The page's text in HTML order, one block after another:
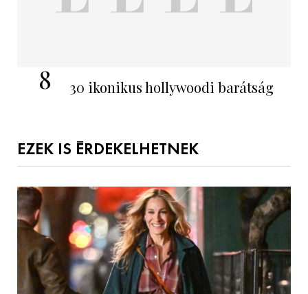
8 30 ikonikus hollywoodi barátság
EZEK IS ÉRDEKELHETNEK